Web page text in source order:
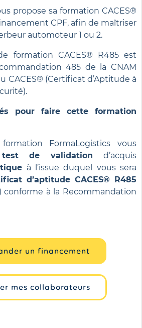
propose sa formation CACES®
CPF, afin de maîtriser
automoteur 1 ou 2.
formation CACES® R485 est
485 de la CNAM
CACES® (Certificat d’Aptitude à
pour faire cette formation
FormaLogistics vous
test de validation d’acquis
à l’issue duquel vous sera
d’aptitude CACES® R485
conforme à la Recommandation
un financement
mes collaborateurs